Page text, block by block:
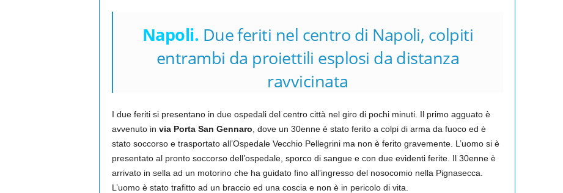
Napoli. Due feriti nel centro di Napoli, colpiti
entrambi da proiettili esplosi da distanza
ravvicinata
I due feriti si presentano in due ospedali del centro città nel giro di pochi minuti. Il primo agguato è
avvenuto in via Porta San Gennaro , dove un 30enne è stato ferito a colpi di arma da fuoco ed è
stato soccorso e trasportato all’Ospedale Vecchio Pellegrini ma non è ferito gravemente. L’uomo si è
presentato al pronto soccorso dell’ospedale, sporco di sangue e con due evidenti ferite. Il 30enne è
arrivato in sella ad un motorino che ha guidato fino all’ingresso del nosocomio nella Pignasecca.
L’uomo è stato trafitto ad un braccio ed una coscia e non è in pericolo di vita.